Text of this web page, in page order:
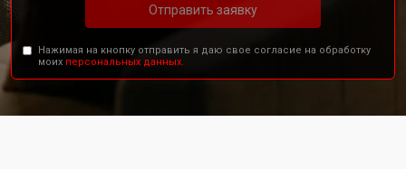
Отправить заявку
Нажимая на кнопку отправить я даю свое согласие на обработку
моих персональных данных.